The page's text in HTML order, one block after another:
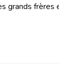
grands frères